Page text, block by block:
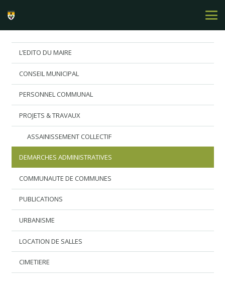
L’EDITO DU MAIRE
CONSEIL MUNICIPAL
PERSONNEL COMMUNAL
PROJETS & TRAVAUX
ASSAINISSEMENT COLLECTIF
DEMARCHES ADMINISTRATIVES
COMMUNAUTE DE COMMUNES
PUBLICATIONS
URBANISME
LOCATION DE SALLES
CIMETIERE